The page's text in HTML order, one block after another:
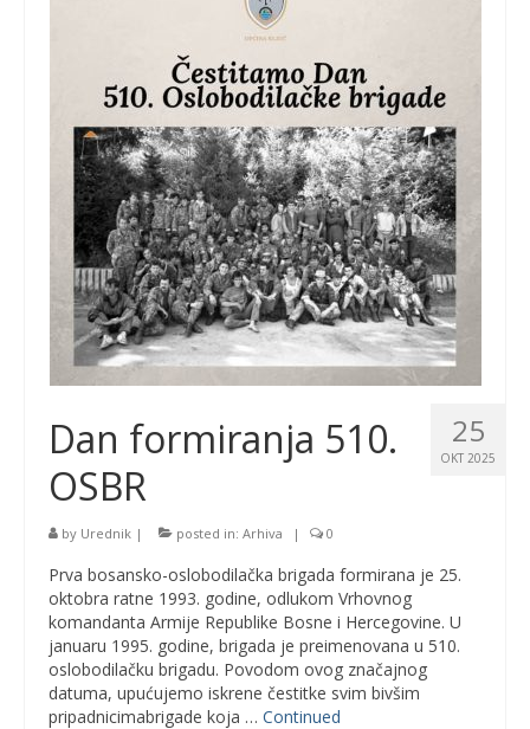
25
OKT 2025
Dan formiranja 510.
OSBR
by Urednik | posted in: Arhiva | 0
Prva bosansko-oslobodilačka brigada formirana je 25.
oktobra ratne 1993. godine, odlukom Vrhovnog
komandanta Armije Republike Bosne i Hercegovine. U
januaru 1995. godine, brigada je preimenovana u 510.
oslobodilačku brigadu. Povodom ovog značajnog
datuma, upućujemo iskrene čestitke svim bivšim
pripadnicimabrigade koja … Continued